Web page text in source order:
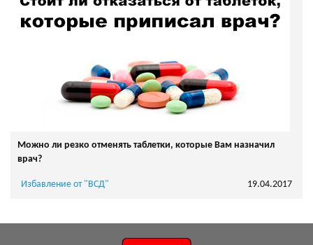
Можно ли резко отменять таблетки, которые Вам назначил
врач?
Избавление от "ВСД" 19.04.2017